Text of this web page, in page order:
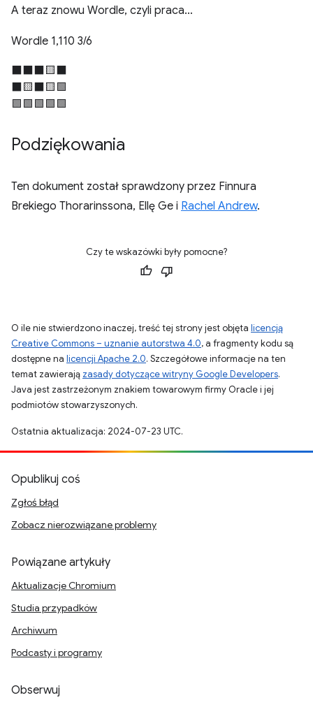
A teraz znowu Wordle, czyli praca…
Wordle 1,110 3/6
⬛⬛⬛🟨⬛
⬛🟨⬛🟨🟩
🟩🟩🟩🟩🟩
Podziękowania
Ten dokument został sprawdzony przez Finnura
Brekiego Thorarinssona, Ellę Ge i Rachel Andrew.
Czy te wskazówki były pomocne?
O ile nie stwierdzono inaczej, treść tej strony jest objęta licencją
Creative Commons – uznanie autorstwa 4.0, a fragmenty kodu są
dostępne na licencji Apache 2.0. Szczegółowe informacje na ten
temat zawierają zasady dotyczące witryny Google Developers.
Java jest zastrzeżonym znakiem towarowym firmy Oracle i jej
podmiotów stowarzyszonych.
Ostatnia aktualizacja: 2024-07-23 UTC.
Opublikuj coś
Zgłoś błąd
Zobacz nierozwiązane problemy
Powiązane artykuły
Aktualizacje Chromium
Studia przypadków
Archiwum
Podcasty i programy
Obserwuj